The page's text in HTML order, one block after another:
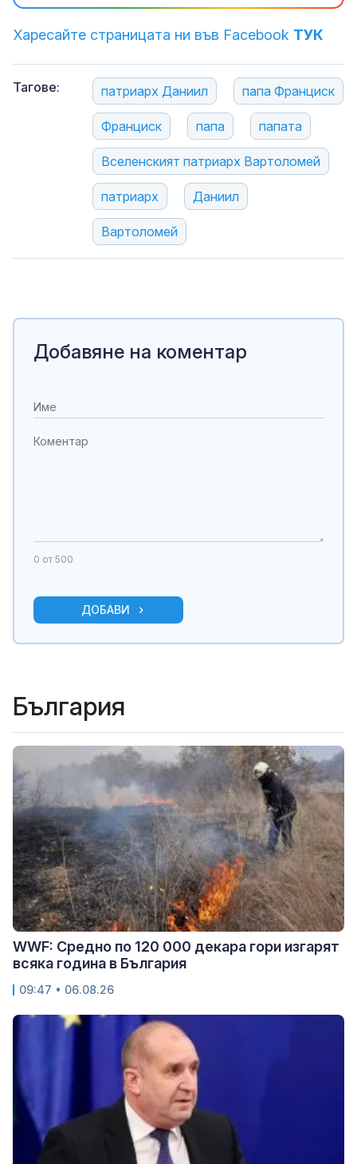
Харесайте страницата ни във Facebook ТУК
Тагове: патриарх Даниил папа Франциск
Франциск папа папата
Вселенският патриарх Вартоломей
патриарх Даниил
Вартоломей
Добавяне на коментар
0 от 500
ДОБАВИ
България
WWF: Средно по 120 000 декара гори изгарят
всяка година в България
09:47 • 06.08.26